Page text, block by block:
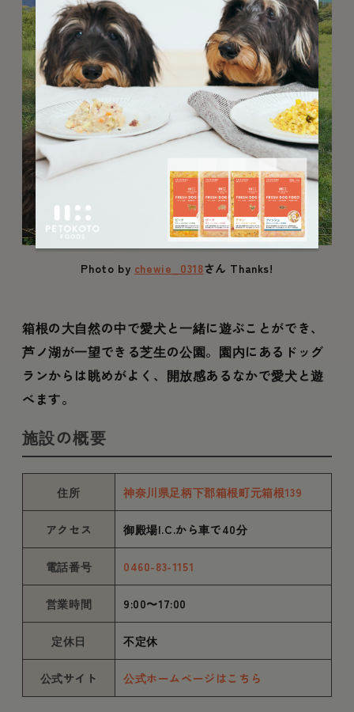
Photo by chewie_0318さん Thanks!
箱根の大自然の中で愛犬と一緒に遊ぶことができ、
芦ノ湖が一望できる芝生の公園。園内にあるドッグ
ランからは眺めがよく、開放感あるなかで愛犬と遊
べます。
施設の概要
住所 神奈川県足柄下郡箱根町元箱根139
アクセス 御殿場I.C.から車で40分
電話番号 0460-83-1151
営業時間 9:00〜17:00
定休日 不定休
公式サイト 公式ホームページはこちら